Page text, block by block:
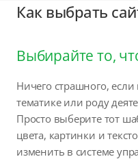
Как выбрать
Выбирайте то,
Ничего страшного,
тематике или роду
Просто выберите тот
цвета, картинки и
изменить в системе